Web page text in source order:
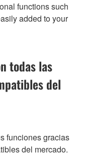
functions such
added to your
todas las
del
funciones gracias
del mercado.